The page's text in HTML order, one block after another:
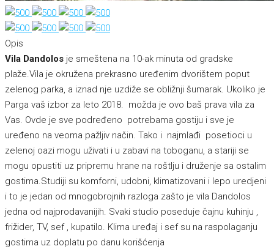
Opis
Vila Dandolos je smeštena na 10-ak minuta od gradske
plaže.Vila je okružena prekrasno uređenim dvorištem poput
zelenog parka, a iznad nje uzdiže se obližnji šumarak. Ukoliko je
Parga vaš izbor za leto 2018. možda je ovo baš prava vila za
Vas. Ovde je sve podređeno potrebama gostiju i sve je
uređeno na veoma pažljiv način. Tako i najmlađi posetioci u
zelenoj oazi mogu uživati i u zabavi na toboganu, a stariji se
mogu opustiti uz pripremu hrane na roštlju i druženje sa ostalim
gostima.Studiji su komforni, udobni, klimatizovani i lepo uredjeni
i to je jedan od mnogobrojnih razloga zašto je vila Dandolos
jedna od najprodavanijih. Svaki studio poseduje čajnu kuhinju ,
frižider, TV, sef , kupatilo. Klima uređaj i sef su na raspolaganju
gostima uz doplatu po danu korišćenja